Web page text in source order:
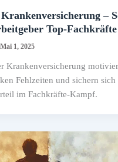
–
Top-Fachkräfte
Mai 1, 2025
Krankenversicherung
Fehlzeiten und sichern sich
im Fachkräfte-Kampf.